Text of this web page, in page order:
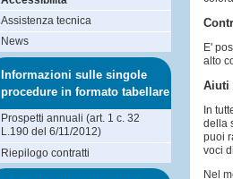
E'
alto
Aiuti
In
della
puoi
voci
Nel
Assistenza tecnica
News
Informazioni sulle singole
procedure in formato tabellare
Prospetti annuali (art. 1 c. 32
L.190 del 6/11/2012)
Riepilogo contratti